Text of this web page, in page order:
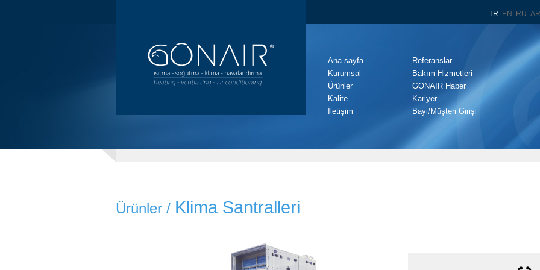
TR EN RU AR
Ana sayfa
Referanslar
Kurumsal
Bakım Hizmetleri
Ürünler
GONAIR Haber
Kalite
Kariyer
İletişim
Bayi/Müşteri Girişi
Ürünler / Klima Santralleri